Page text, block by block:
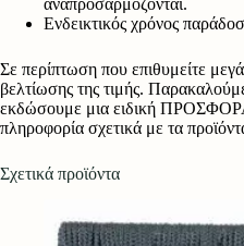
Ενδεικτικός χρόνος
Σε περίπτωση που επιθυμείτε
βελτίωσης της τιμής.
εκδώσουμε μια ειδική ΠΡΟΣΦΟΡΑ
πληροφορία σχετικά με τα
Σχετικά προϊόντα